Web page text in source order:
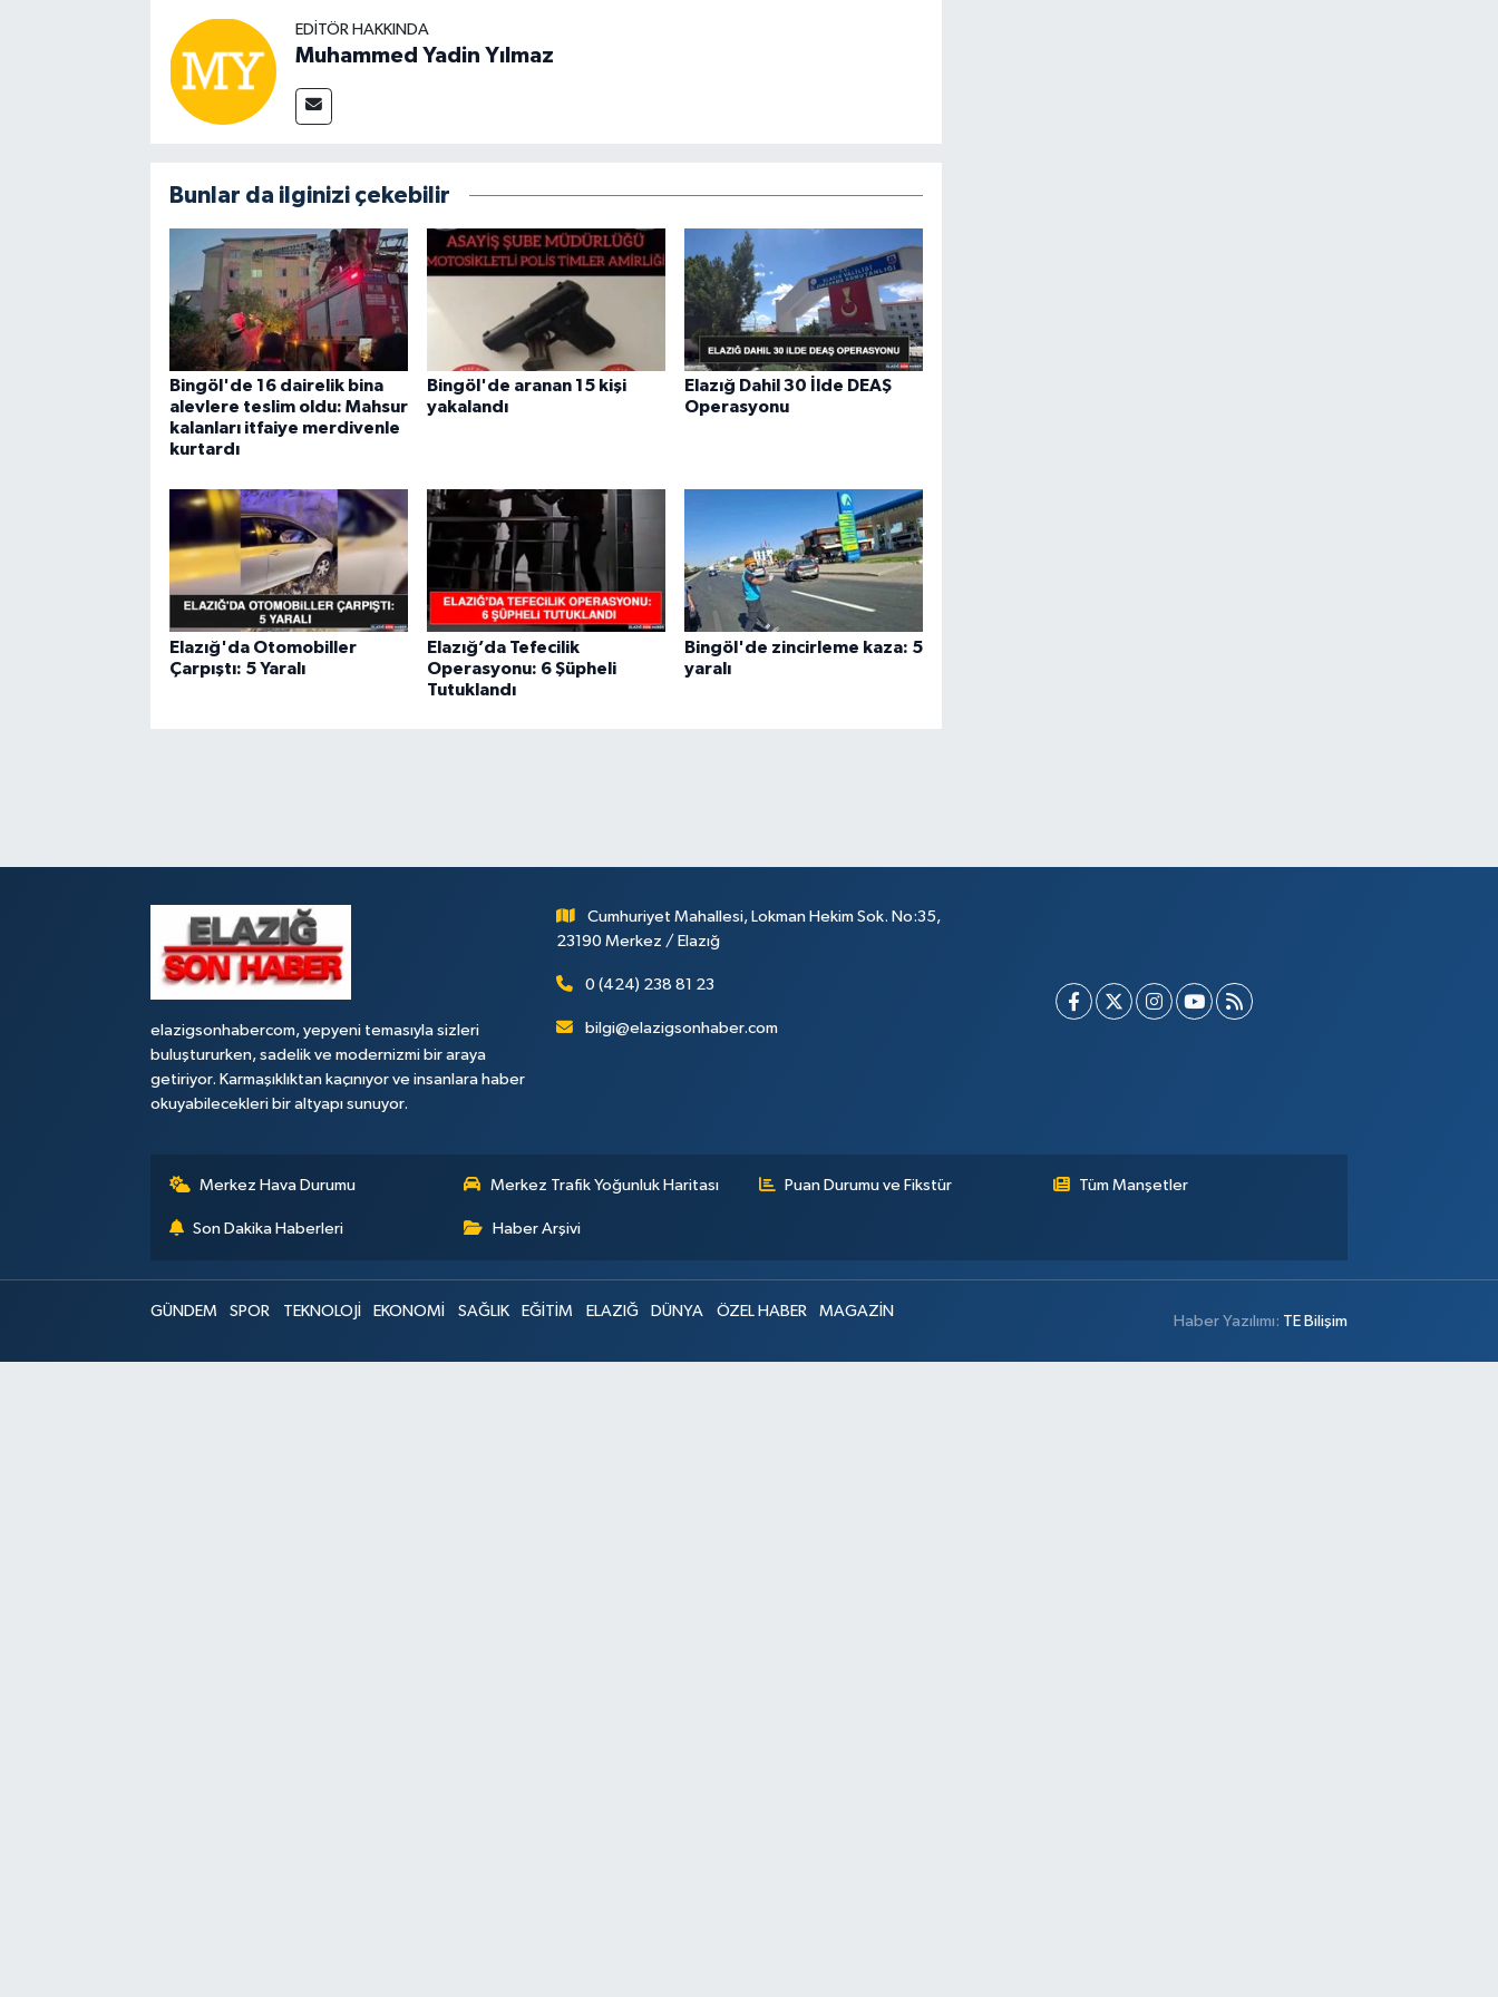
EDITÖR HAKKINDA
Muhammed Yadin Yılmaz
Bunlar da ilginizi çekebilir
Bingöl'de 16 dairelik bina
alevlere teslim oldu: Mahsur
kalanları itfaiye merdivenle
kurtardı
Bingöl'de aranan 15 kişi
yakalandı
Elazığ Dahil 30 İlde DEAŞ
Operasyonu
Elazığ'da Otomobiller
Çarpıştı: 5 Yaralı
Elazığ’da Tefecilik
Operasyonu: 6 Şüpheli
Tutuklandı
Bingöl'de zincirleme kaza: 5
yaralı
elazigsonhabercom, yepyeni temasıyla sizleri
buluştururken, sadelik ve modernizmi bir araya
getiriyor. Karmaşıklıktan kaçınıyor ve insanlara haber
okuyabilecekleri bir altyapı sunuyor.
Cumhuriyet Mahallesi, Lokman Hekim Sok. No:35,
23190 Merkez / Elazığ
0 (424) 238 81 23
bilgi@elazigsonhaber.com
Merkez Hava Durumu Merkez Trafik Yoğunluk Haritası Puan Durumu ve Fikstür Tüm Manşetler
Son Dakika Haberleri Haber Arşivi
GÜNDEM SPOR TEKNOLOJİ EKONOMİ SAĞLIK EĞİTİM ELAZIĞ DÜNYA ÖZEL HABER MAGAZİN
Haber Yazılımı: TE Bilişim